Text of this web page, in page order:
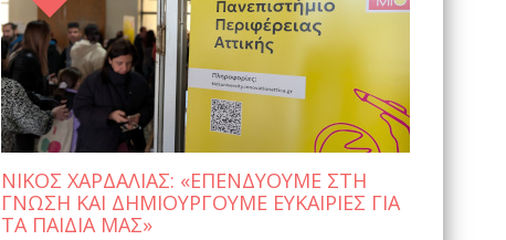
ΝΙΚΟΣ ΧΑΡΔΑΛΙΑΣ: «ΕΠΕΝΔΥΟΥΜΕ ΣΤΗ
ΓΝΩΣΗ ΚΑΙ ΔΗΜΙΟΥΡΓΟΥΜΕ ΕΥΚΑΙΡΙΕΣ ΓΙΑ
ΤΑ ΠΑΙΔΙΑ ΜΑΣ»